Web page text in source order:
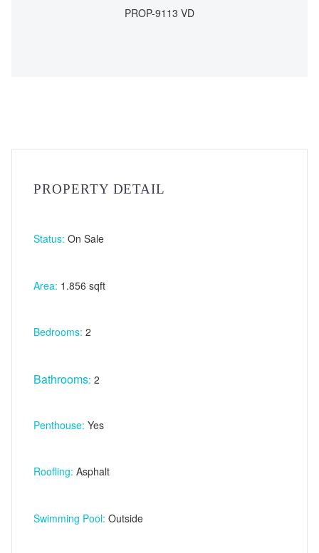
PROP-9113 VD
PROPERTY DETAIL
Status: On Sale
Area: 1.856 sqft
Bedrooms: 2
Bathrooms: 2
Penthouse: Yes
Roofling: Asphalt
Swimming Pool: Outside